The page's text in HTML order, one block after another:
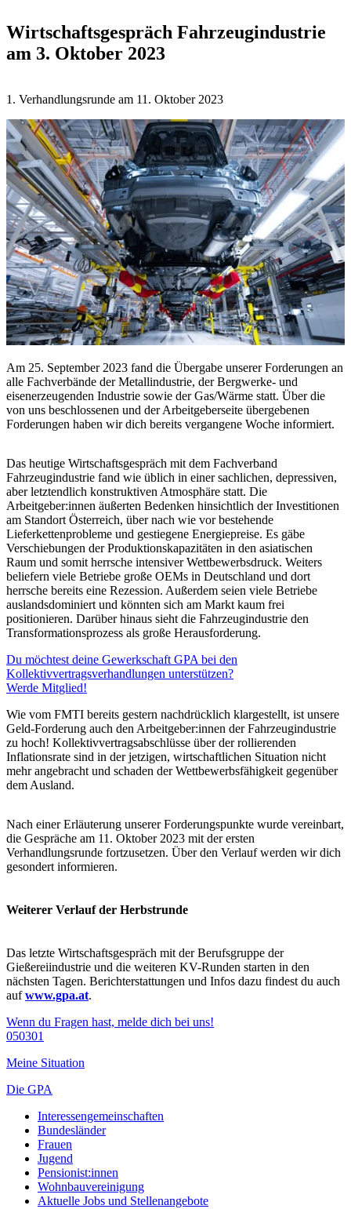
Wirtschaftsgespräch Fahrzeugindustrie
am 3. Oktober 2023
1. Verhandlungsrunde am 11. Oktober 2023
Am 25. September 2023 fand die Übergabe unserer Forderungen an
alle Fachverbände der Metallindustrie, der Bergwerke- und
eisenerzeugenden Industrie sowie der Gas/Wärme statt. Über die
von uns beschlossenen und der Arbeitgeberseite übergebenen
Forderungen haben wir dich bereits vergangene Woche informiert.
Das heutige Wirtschaftsgespräch mit dem Fachverband
Fahrzeugindustrie fand wie üblich in einer sachlichen, depressiven,
aber letztendlich konstruktiven Atmosphäre statt. Die
Arbeitgeber:innen äußerten Bedenken hinsichtlich der Investitionen
am Standort Österreich, über nach wie vor bestehende
Lieferkettenprobleme und gestiegene Energiepreise. Es gäbe
Verschiebungen der Produktionskapazitäten in den asiatischen
Raum und somit herrsche intensiver Wettbewerbsdruck. Weiters
beliefern viele Betriebe große OEMs in Deutschland und dort
herrsche bereits eine Rezession. Außerdem seien viele Betriebe
auslandsdominiert und könnten sich am Markt kaum frei
positionieren. Darüber hinaus sieht die Fahrzeugindustrie den
Transformationsprozess als große Herausforderung.
Du möchtest deine Gewerkschaft GPA bei den
Kollektivvertragsverhandlungen unterstützen?
Werde Mitglied!
Wie vom FMTI bereits gestern nachdrücklich klargestellt, ist unsere
Geld-Forderung auch den Arbeitgeber:innen der Fahrzeugindustrie
zu hoch! Kollektivvertragsabschlüsse über der rollierenden
Inflationsrate sind in der jetzigen, wirtschaftlichen Situation nicht
mehr angebracht und schaden der Wettbewerbsfähigkeit gegenüber
dem Ausland.
Nach einer Erläuterung unserer Forderungspunkte wurde vereinbart,
die Gespräche am 11. Oktober 2023 mit der ersten
Verhandlungsrunde fortzusetzen. Über den Verlauf werden wir dich
gesondert informieren.
Weiterer Verlauf der Herbstrunde
Das letzte Wirtschaftsgespräch mit der Berufsgruppe der
Gießereiindustrie und die weiteren KV-Runden starten in den
nächsten Tagen. Berichterstattungen und Infos dazu findest du auch
aufwww.gpa.at.
Wenn du Fragen hast, melde dich bei uns!
050301
Meine Situation
Die GPA
Interessengemeinschaften
Bundesländer
Frauen
Jugend
Pensionist:innen
Wohnbauvereinigung
Aktuelle Jobs und Stellenangebote